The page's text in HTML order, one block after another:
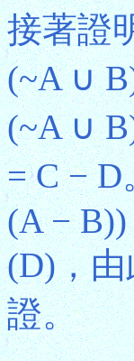
接著證
(~A ∪
(~A ∪
= C −
(A −
(D)，
證。